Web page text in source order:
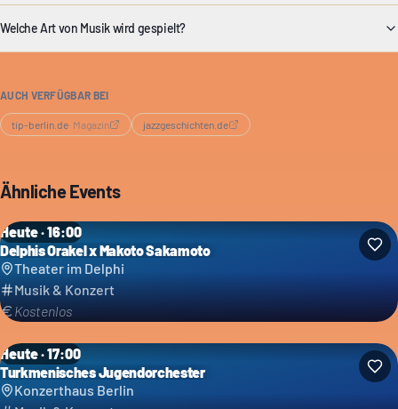
Welche Art von Musik wird gespielt?
AUCH VERFÜGBAR BEI
tip-berlin.de· Magazin jazzgeschichten.de
Ähnliche Events
Heute · 16:00
Delphis Orakel x Makoto Sakamoto
Theater im Delphi
Musik & Konzert
Kostenlos
Heute · 17:00
Turkmenisches Jugendorchester
Konzerthaus Berlin